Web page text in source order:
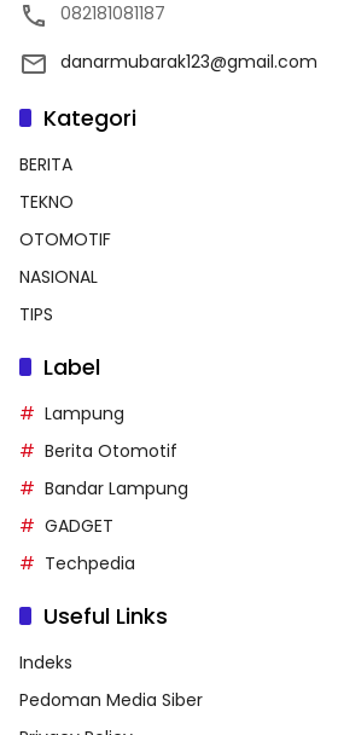
082181081187
danarmubarak123@gmail.com
Kategori
BERITA
TEKNO
OTOMOTIF
NASIONAL
TIPS
Label
Lampung
Berita Otomotif
Bandar Lampung
GADGET
Techpedia
Useful Links
Indeks
Pedoman Media Siber